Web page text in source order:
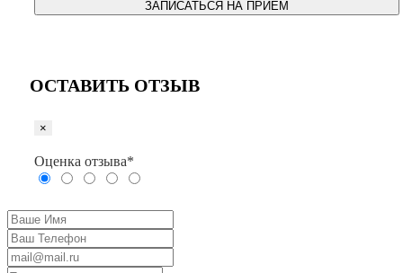
ЗАПИСАТЬСЯ НА ПРИЕМ
ОСТАВИТЬ ОТЗЫВ
×
Оценка отзыва*